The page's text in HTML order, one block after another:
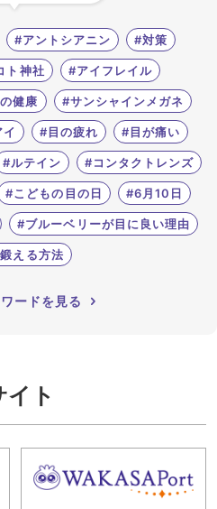
#アントシアニン #対策
ト神社 #アイフレイル
健康 #サンシャインメガネ
#目の疲れ #目が痛い
#ルテイン #コンタクトレンズ
#こどもの目の日 #6月10日
#ブルーベリーが目に良い理由
える方法
ードを見る
ト